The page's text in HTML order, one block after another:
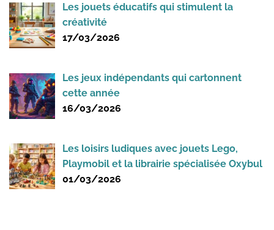
Les jouets éducatifs qui stimulent la
créativité
17/03/2026
Les jeux indépendants qui cartonnent
cette année
16/03/2026
Les loisirs ludiques avec jouets Lego,
Playmobil et la librairie spécialisée Oxybul
01/03/2026